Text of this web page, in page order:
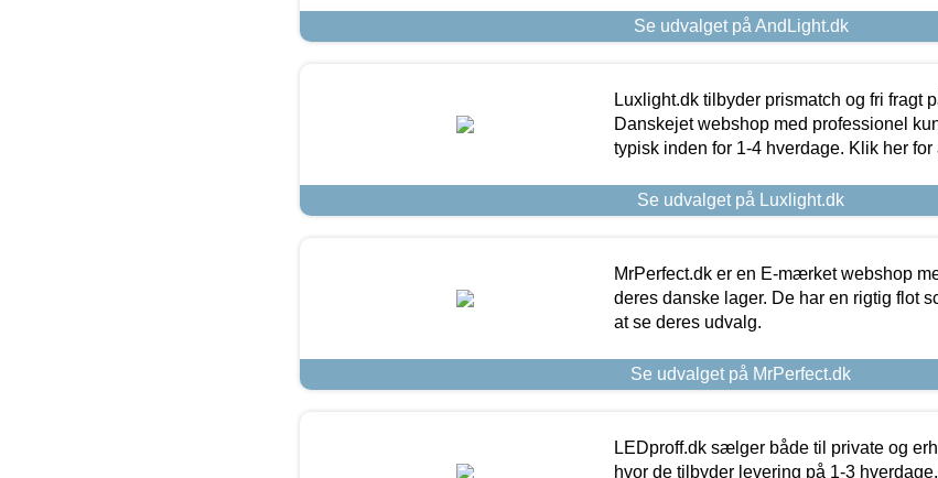
Se udvalget på AndLight.dk
Luxlight.dk tilbyder prismatch og fri fragt
Danskejet webshop med professionel
typisk inden for 1-4 hverdage. Klik her for
Se udvalget på Luxlight.dk
MrPerfect.dk er en E-mærket webshop
deres danske lager. De har en rigtig flot
at se deres udvalg.
Se udvalget på MrPerfect.dk
LEDproff.dk sælger både til private og
hvor de tilbyder levering på 1-3